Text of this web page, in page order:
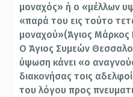
μοναχός» ή ο «μέλλων
«παρά του εις τούτο
μοναχού»(Άγιος Μάρκος
Ο Άγιος Συμεών
ύψωση κάνει «ο
διακονήσας τοις
του λόγου προς